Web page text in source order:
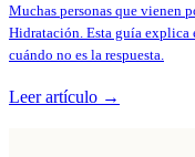
Muchas personas que vienen
Hidratación. Esta guía explica
cuándo no es la respuesta.
Leer artículo →